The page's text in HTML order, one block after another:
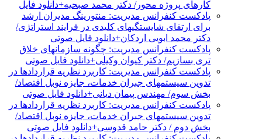
کارهای پروژه محور/ دکتر محمد صبحیه+دانلود فایل
پادکست کنفرانس مدیریت: منتورینگ مدیران ارشد
برای ارتقای شایستگیهای کلیدی در فرایند استراتژی/
دکتر محمد ابویی اردکان+دانلود فایل صوتی
پادکست کنفرانس مدیریت: چگونه سازمانهای خلاق
تری بسازیم/ دکتر کیوان وکیلی+دانلود فایل صوتی
پادکست کنفرانس مدیریت: کاربرد نظریه قراردادها در
تدوین سیستمهای جبران خدمات، جایزه نوبل اقتصاد/
بخش سوم/ مهندس پیمان دیانی+دانلود فایل صوتی
پادکست کنفرانس مدیریت: کاربرد نظریه قراردادها در
تدوین سیستمهای جبران خدمات، جایزه نوبل اقتصاد/
بخش دوم / دکتر حامد قدوسی+دانلود فایل صوتی